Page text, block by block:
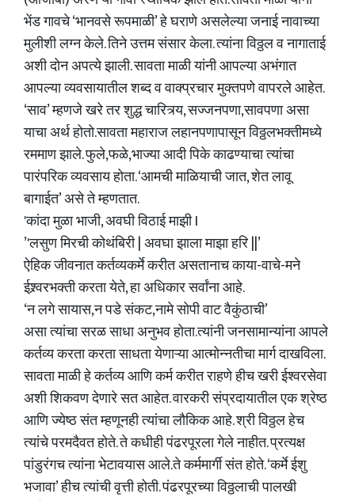
भेंड गावचे ‘भानवसे रूपमाळी’ हे घराणे असलेल्या जनाई नावाच्या
मुलीशी लग्न केले. तिने उत्तम संसार केला. त्यांना विठ्ठल व नागाताई
अशी दोन अपत्ये झाली. सावता माळी यांनी आपल्या अभंगात
आपल्या व्यवसायातील शब्द व वाक्प्रचार मुक्तपणे वापरले आहेत.
‘साव’ म्हणजे खरे तर शुद्ध चारित्र्य, सज्जनपणा,सावपणा असा
याचा अर्थ होतो.सावता महाराज लहानपणापासून विठ्ठलभक्तीमध्ये
रममाण झाले. फुले,फळे,भाज्या आदी पिके काढण्याचा त्यांचा
पारंपरिक व्यवसाय होता. ‘आमची माळियाची जात, शेत लावू
बागाईत’ असे ते म्हणतात.
'कांदा मुळा भाजी, अवघी विठाई माझी I
’'लसुण मिरची कोथंबिरी | अवघा झाला माझा हरि ||’
ऐहिक जीवनात कर्तव्यकर्मे करीत असतानाच काया-वाचे-मने
ईश्र्वरभक्ती करता येते, हा अधिकार सर्वांना आहे.
‘न लगे सायास,न पडे संकट,नामे सोपी वाट वैकुंठाची’
असा त्यांचा सरळ साधा अनुभव होता.त्यांनी जनसामान्यांना आपले
कर्तव्य करता करता साधता येणाऱ्या आत्मोन्नतीचा मार्ग दाखविला.
सावता माळी हे कर्तव्य आणि कर्म करीत राहणे हीच खरी ईश्वरसेवा
अशी शिकवण देणारे सत आहेत. वारकरी संप्रदायातील एक श्रेष्ठ
आणि ज्येष्ठ संत म्हणूनही त्यांचा लौकिक आहे. श्री विठ्ठल हेच
त्यांचे परमदैवत होते. ते कधीही पंढरपूरला गेले नाहीत. प्रत्यक्ष
पांडुरंगच त्यांना भेटावयास आले.ते कर्ममार्गी संत होते. ‘कर्मे ईशु
भजावा’ हीच त्यांची वृत्ती होती. पंढरपूरच्या विठ्ठलाची पालखी